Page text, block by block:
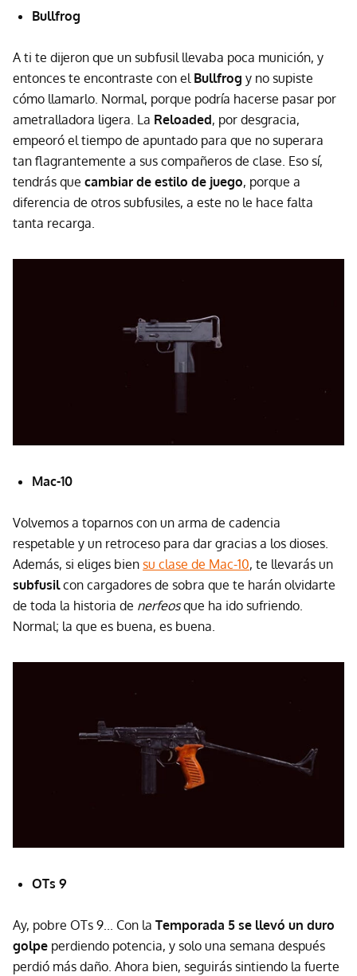
Bullfrog
A ti te dijeron que un subfusil llevaba poca munición, y
entonces te encontraste con el Bullfrog y no supiste
cómo llamarlo. Normal, porque podría hacerse pasar por
ametralladora ligera. La Reloaded, por desgracia,
empeoró el tiempo de apuntado para que no superara
tan flagrantemente a sus compañeros de clase. Eso sí,
tendrás que cambiar de estilo de juego, porque a
diferencia de otros subfusiles, a este no le hace falta
tanta recarga.
Mac-10
Volvemos a toparnos con un arma de cadencia
respetable y un retroceso para dar gracias a los dioses.
Además, si eliges bien su clase de Mac-10, te llevarás un
subfusilcon cargadores de sobra que te harán olvidarte
de toda la historia de nerfeosque ha ido sufriendo.
Normal; la que es buena, es buena.
OTs 9
Ay, pobre OTs 9... Con la Temporada 5 se llevó un duro
golpe perdiendo potencia, y solo una semana después
perdió más daño. Ahora bien, seguirás sintiendo la fuerte